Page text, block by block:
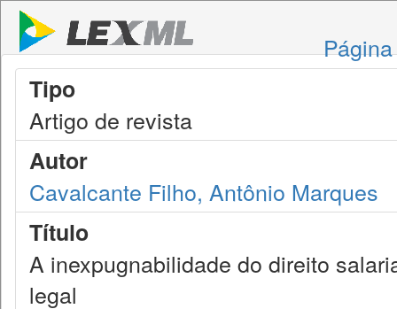
Tipo
Artigo de revista
Autor
Cavalcante Filho, Antônio Marques
Título
A inexpugnabilidade do direito
legal